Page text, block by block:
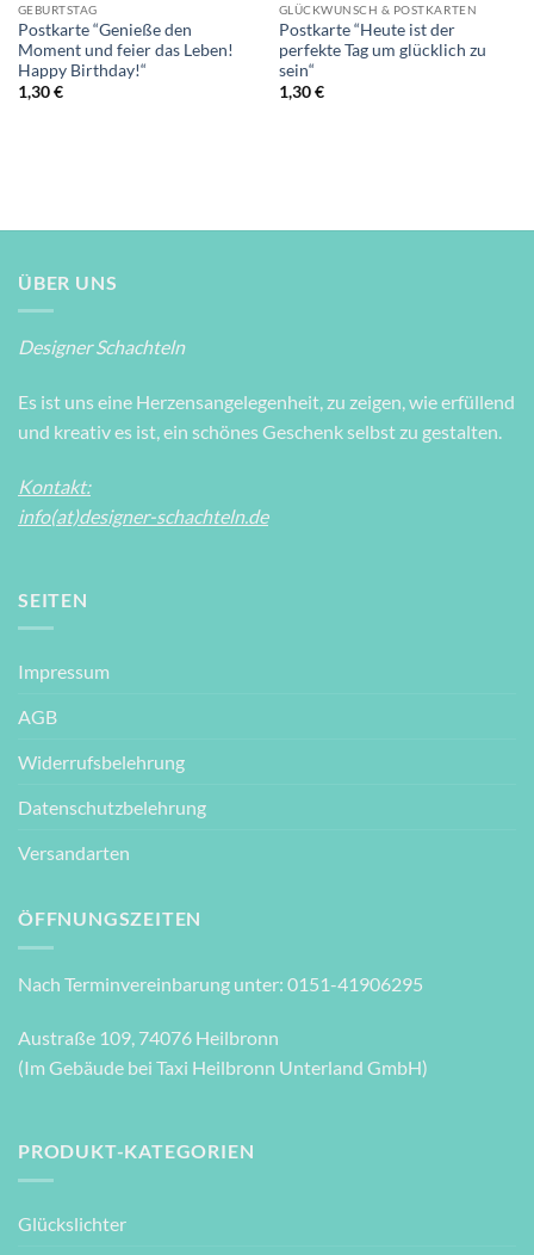
GEBURTSTAG
Postkarte “Genieße den
Moment und feier das Leben!
Happy Birthday!“
1,30€
GLÜCKWUNSCH & POSTKARTEN
Postkarte “Heute ist der
perfekte Tag um glücklich zu
sein“
1,30€
ÜBER UNS
Designer Schachteln
Es ist uns eine Herzensangelegenheit, zu zeigen, wie erfüllend
und kreativ es ist, ein schönes Geschenk selbst zu gestalten.
Kontakt:
info(at)designer-schachteln.de
SEITEN
Impressum
AGB
Widerrufsbelehrung
Datenschutzbelehrung
Versandarten
ÖFFNUNGSZEITEN
Nach Terminvereinbarung unter: 0151-41906295
Austraße 109, 74076 Heilbronn
(Im Gebäude bei Taxi Heilbronn Unterland GmbH)
PRODUKT-KATEGORIEN
Glückslichter